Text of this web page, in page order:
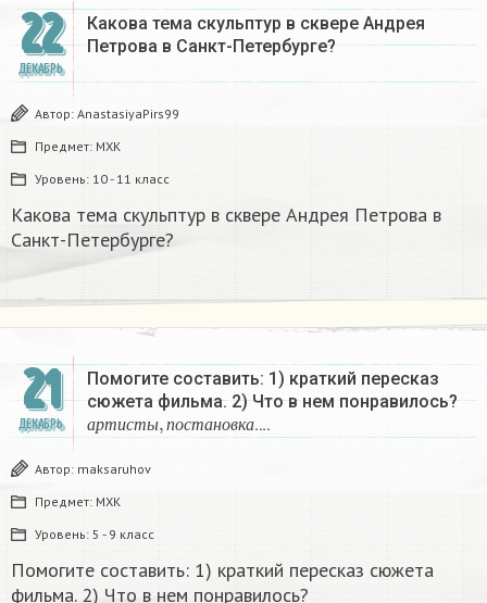
22
ДЕКАБРЬ
Какова тема скульптур в сквере Андрея
Петрова в Санкт-Петербурге? ​
Автор: AnastasiyaPirs99
Предмет: МХК
Уровень: 10 - 11 класс
Какова тема скульптур в сквере Андрея Петрова в
Санкт-Петербурге? ​
21
ДЕКАБРЬ
Помогите составить: 1) краткий пересказ
сюжета фильма. 2) Что в нем понравилось?
а р т и с т ы постановка
, в ….
Автор: maksaruhov
Предмет: МХК
Уровень: 5 - 9 класс
Помогите составить: 1) краткий пересказ сюжета
фильма. 2) Что в нем понравилось?